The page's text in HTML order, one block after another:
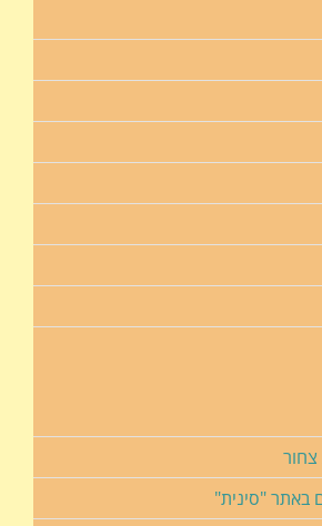
באתר "סינית"